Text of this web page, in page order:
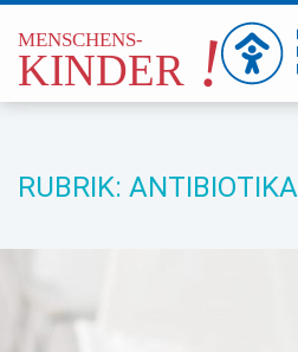
RUBRIK: ANTIBIOTIKA